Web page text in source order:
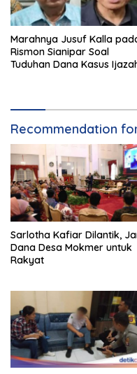
Marahnya Jusuf Kalla
Rismon Sianipar Soal
Tuduhan Dana Kasus
Recommendation
Sarlotha Kafiar Dilantik,
Dana Desa Mokmer untuk
Rakyat